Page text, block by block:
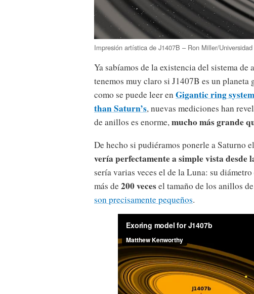
Impresión artística de J1407B – Ron Miller/
Ya sabíamos de la existencia del sistema de
tenemos muy claro si J1407B es un planeta
como se puede leer enGigantic ring
than Saturn’s, nuevas mediciones han
de anillos es enorme,mucho más grande
De hecho si pudiéramos ponerle a Saturno
vería perfectamente a simple vista desde
sería varias veces el de la Luna: su diámetro
más de200 vecesel tamaño de los anillos
son precisamente pequeños.